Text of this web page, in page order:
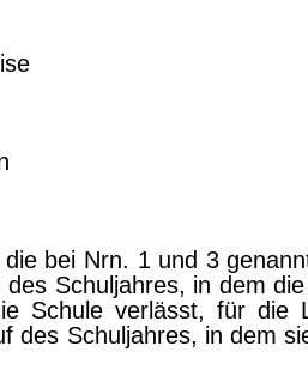
bei Nrn. 1 und 3
des Schul­jah­res, in dem
Schu­le ver­lässt, für die
des Schul­jah­res, in dem